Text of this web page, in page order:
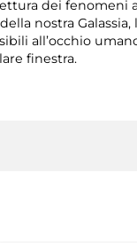
dei fenomeni
nostra
all’occhio
finestra.